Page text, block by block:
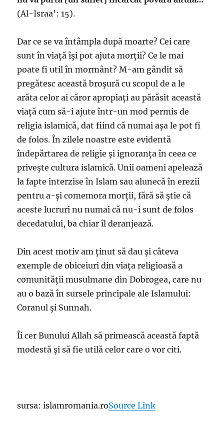
(Al-Israa’: 15).
Dar ce se va întâmpla după moarte? Cei care
sunt în viaţă îşi pot ajuta morţii? Ce le mai
poate fi util în mormânt? M-am gândit să
pregătesc această broşură cu scopul de a le
arăta celor ai căror apropiaţi au părăsit această
viaţă cum să-i ajute într-un mod permis de
religia islamică, dat fiind că numai aşa le pot fi
de folos. În zilele noastre este evidentă
îndepărtarea de religie şi ignoranţa în ceea ce
priveşte cultura islamică. Unii oameni apelează
la fapte interzise în Islam sau alunecă în erezii
pentru a-şi comemora morţii, fără să ştie că
aceste lucruri nu numai că nu-i sunt de folos
decedatului, ba chiar îl deranjează.
Din acest motiv am ţinut să dau şi câteva
exemple de obiceiuri din viaţa religioasă a
comunităţii musulmane din Dobrogea, care nu
au o bază în sursele principale ale Islamului:
Coranul şi Sunnah.
Îi cer Bunului Allah să primească această faptă
modestă şi să fie utilă celor care o vor citi.
sursa: islamromania.roSource Link